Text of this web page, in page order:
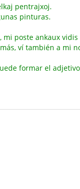
pentrajxoj.
pinturas.
poste ankaux
ví también a mi
formar el